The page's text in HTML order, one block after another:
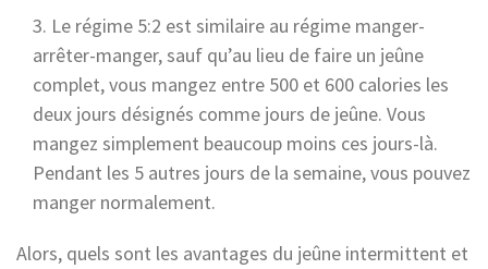
Le régime 5:2 est similaire au régime manger-
arrêter-manger, sauf qu’au lieu de faire un jeûne
complet, vous mangez entre 500 et 600 calories les
deux jours désignés comme jours de jeûne. Vous
mangez simplement beaucoup moins ces jours-là.
Pendant les 5 autres jours de la semaine, vous pouvez
manger normalement.
Alors, quels sont les avantages du jeûne intermittent et